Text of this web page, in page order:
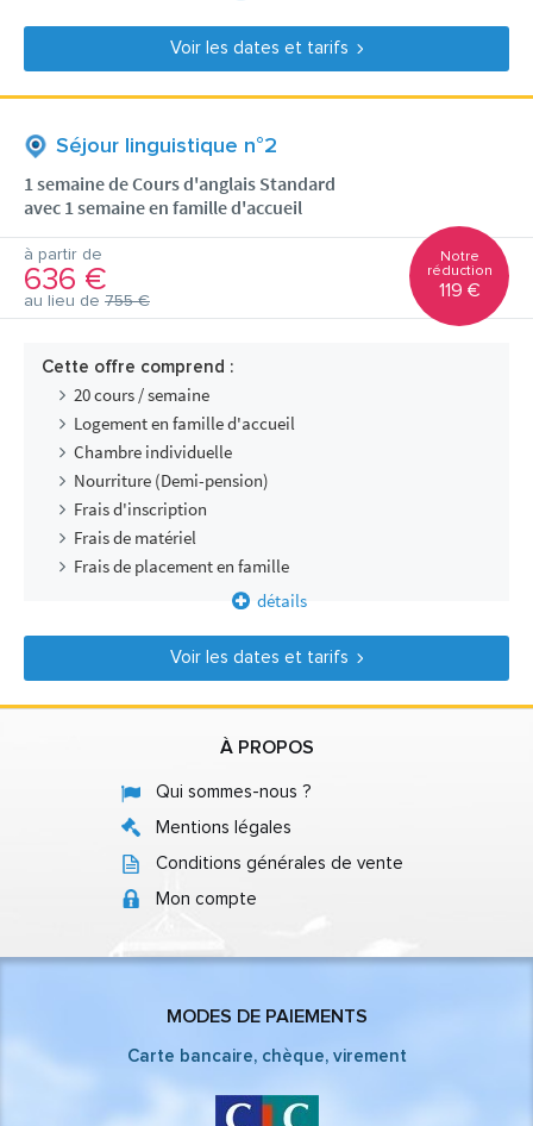
Voir les dates et tarifs
Séjour linguistique n°2
1 semaine de Cours d'anglais Standard
avec 1 semaine en famille d'accueil
à partir de
636 €
au lieu de 755 €
Notre
réduction
119 €
Cette offre comprend :
20 cours / semaine
Logement en famille d'accueil
Chambre individuelle
Nourriture (Demi-pension)
Frais d'inscription
Frais de matériel
Frais de placement en famille
détails
Voir les dates et tarifs
À PROPOS
Qui sommes-nous ?
Mentions légales
Conditions générales de vente
Mon compte
MODES DE PAIEMENTS
Carte bancaire, chèque, virement